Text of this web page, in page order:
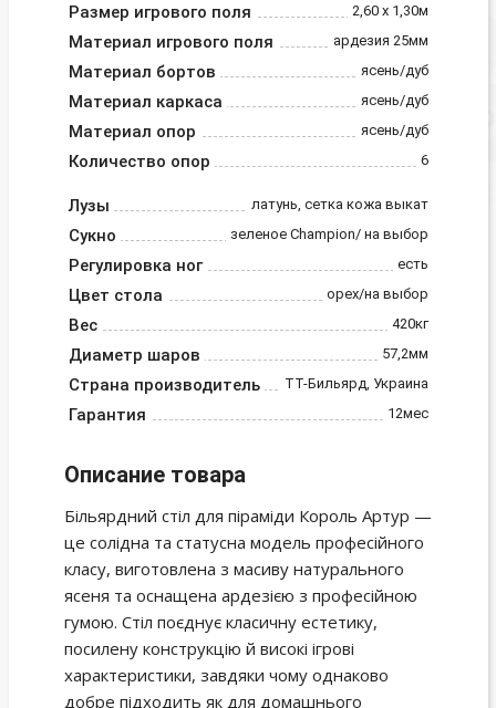
Размер игрового поля 2,60 х 1,30м
Материал игрового поля ардезия 25мм
Материал бортов ясень/дуб
Материал каркаса ясень/дуб
Материал опор ясень/дуб
Количество опор 6
Лузы латунь, сетка кожа выкат
Сукно зеленое Champion/ на выбор
Регулировка ног есть
Цвет стола орех/на выбор
Вес 420кг
Диаметр шаров 57,2мм
Страна производитель ТТ-Бильярд, Украина
Гарантия 12мес
Описание товара
Більярдний стіл для піраміди Король Артур —
це солідна та статусна модель професійного
класу, виготовлена з масиву натурального
ясеня та оснащена ардезією з професійною
гумою. Стіл поєднує класичну естетику,
посилену конструкцію й високі ігрові
характеристики, завдяки чому однаково
добре підходить як для домашнього